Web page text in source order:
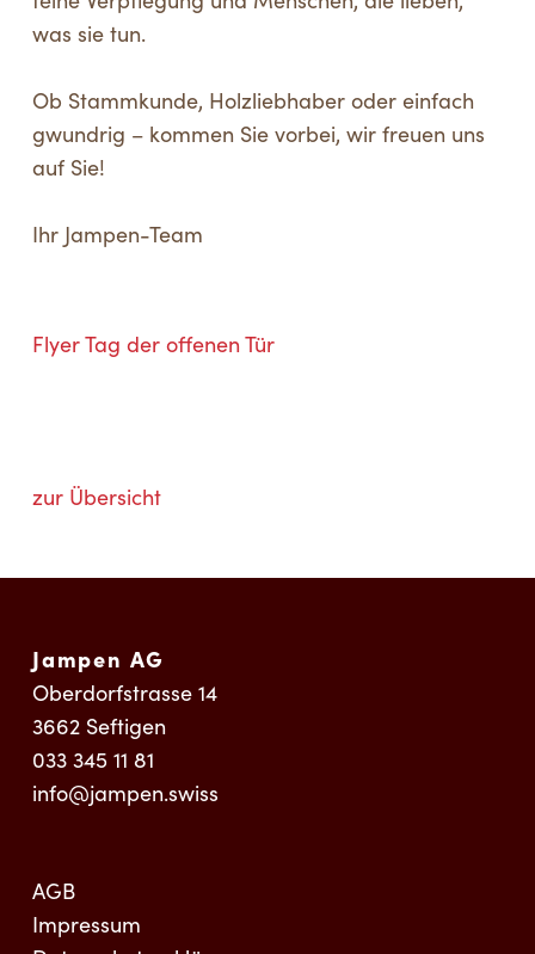
was sie tun.
Ob Stammkunde, Holzliebhaber oder einfach
gwundrig – kommen Sie vorbei, wir freuen uns
auf Sie!
Ihr Jampen-Team
Flyer Tag der offenen Tür
zur Übersicht
Jampen AG
Oberdorfstrasse 14
3662 Seftigen
033 345 11 81
info@jampen.swiss
AGB
Impressum